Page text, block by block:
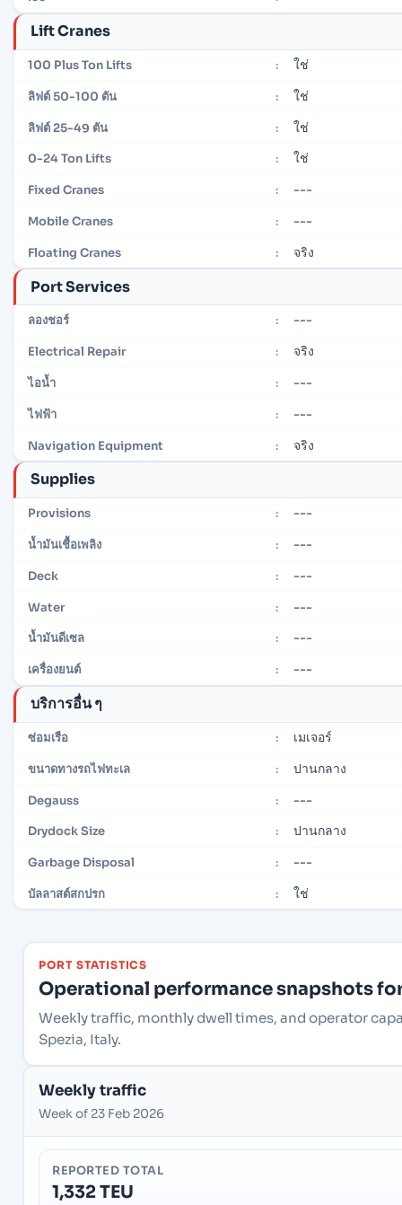
Lift Cranes
100 Plus Ton Lifts : ใช่
ลิฟต์ 50-100 ตัน : ใช่
ลิฟต์ 25-49 ตัน : ใช่
0-24 Ton Lifts : ใช่
Fixed Cranes : ---
Mobile Cranes : ---
Floating Cranes : จริง
Port Services
ลองชอร์ : ---
Electrical Repair : จริง
ไอน้ำ : ---
ไฟฟ้า : ---
Navigation Equipment : จริง
Supplies
Provisions : ---
น้ำมันเชื้อเพลิง : ---
Deck : ---
Water : ---
น้ำมันดีเซล : ---
เครื่องยนต์ : ---
บริการอื่น ๆ
ซ่อมเรือ : เมเจอร์
ขนาดทางรถไฟทะเล : ปานกลาง
Degauss : ---
Drydock Size : ปานกลาง
Garbage Disposal : ---
บัลลาสต์สกปรก : ใช่
PORT STATISTICS
Operational performance snapshots
Weekly traffic, monthly dwell times, and operator
Spezia, Italy.
Weekly traffic
Week of 23 Feb 2026
REPORTED TOTAL
1,332 TEU